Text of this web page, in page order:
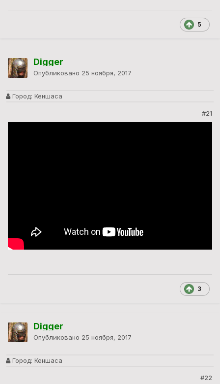
5
Digger
Опубликовано 25 ноября, 2017
Город: Кеншаса
#21
3
Digger
Опубликовано 25 ноября, 2017
Город: Кеншаса
#22